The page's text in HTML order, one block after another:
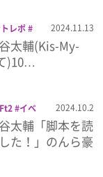
レポ
2024.11.13
太輔(Kis-My-
)10…
イベ
幸せカナ
2024.10.2
太輔「脚本を読
た！」のんら豪